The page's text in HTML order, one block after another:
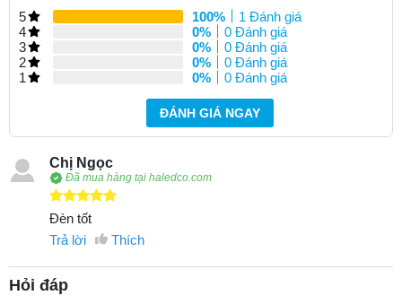
5 100%
1 Đánh giá
4
0%
0 Đánh giá
3
0%
0 Đánh giá
2
0%
0 Đánh giá
1
0% 0 Đánh giá
ĐÁNH GIÁ NGAY
Chị Ngọc
Đã mua hàng tại haledco.com
Đèn tốt
Trả lời
Thích
Hỏi đáp